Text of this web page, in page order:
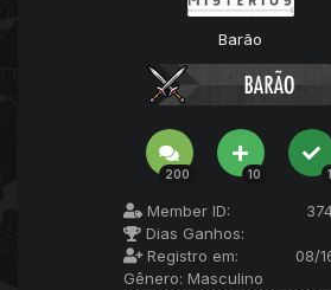
Barão
200 10 1
Member ID:
Dias Ganhos:
Registro em:
08/
Gênero: Masculino